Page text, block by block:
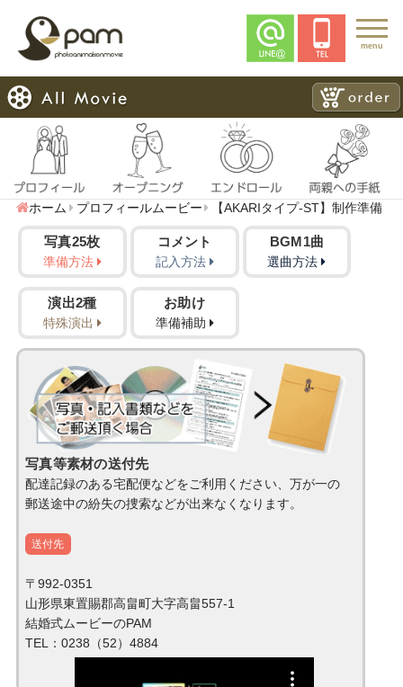
menu
ホーム プロフィールムービー 【AKARIタイプ-ST】制作準備
写真25枚
準備方法
コメント
記入方法
BGM1曲
選曲方法
演出2種
特殊演出
お助け
準備補助
写真等素材の送付先
配達記録のある宅配便などをご利用ください、万が一の
郵送途中の紛失の捜索などが出来なくなります。
送付先
〒992-0351
山形県東置賜郡高畠町大字高畠557-1
結婚式ムービーのPAM
TEL：0238（52）4884